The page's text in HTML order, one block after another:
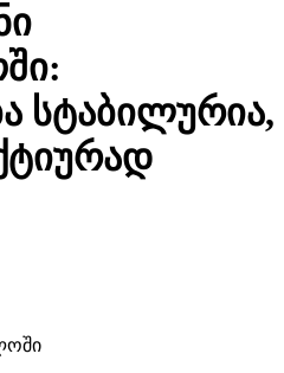
სტაბილურია,